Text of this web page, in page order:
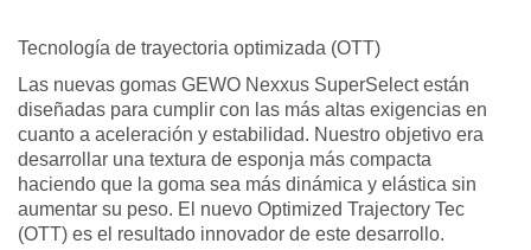
Tecnología de trayectoria optimizada (OTT)
Las nuevas gomas GEWO Nexxus SuperSelect están
diseñadas para cumplir con las más altas exigencias en
cuanto a aceleración y estabilidad. Nuestro objetivo era
desarrollar una textura de esponja más compacta
haciendo que la goma sea más dinámica y elástica sin
aumentar su peso. El nuevo Optimized Trajectory Tec
(OTT) es el resultado innovador de este desarrollo.